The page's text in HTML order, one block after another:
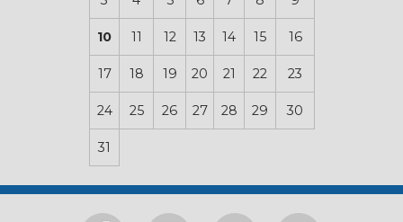
10 11 12 13 14 15 16
17 18 19 20 21 22 23
24 25 26 27 28 29 30
31